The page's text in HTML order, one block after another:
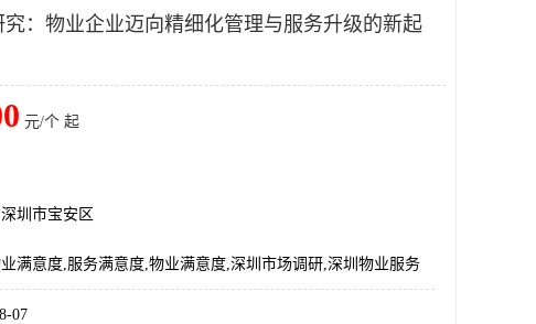
：物业企业迈向精细化管理与服务升级的新起
元/个 起
圳市宝安区
满意度,服务满意度,物业满意度,深圳市场调研,深圳物业服务
07